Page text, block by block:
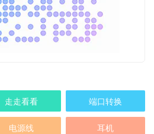
走走看看 端口转换
电源线 耳机